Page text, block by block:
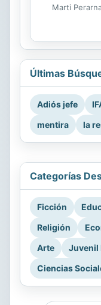
Marti
Últimas
Adiós jefe
mentira
la
Categorías
Ficción
Religión
Arte
Juvenil
Ciencias